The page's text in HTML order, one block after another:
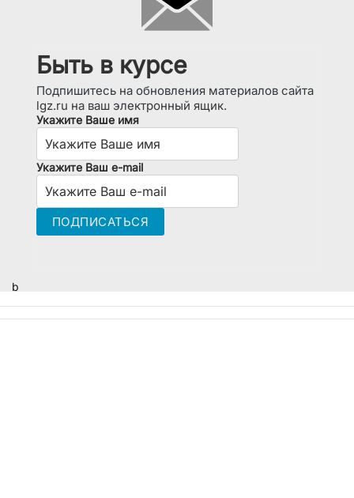
Быть в курсе
Подпишитесь на обновления материалов сайта
lgz.ru на ваш электронный ящик.
Укажите Ваше имя
Укажите Ваш e-mail
b